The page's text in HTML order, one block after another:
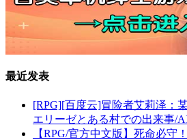
最近发表
[RPG][百度云]冒险者艾莉泽：
エリーゼとある村での出来事/
【RPG/官方中文版】死命必守